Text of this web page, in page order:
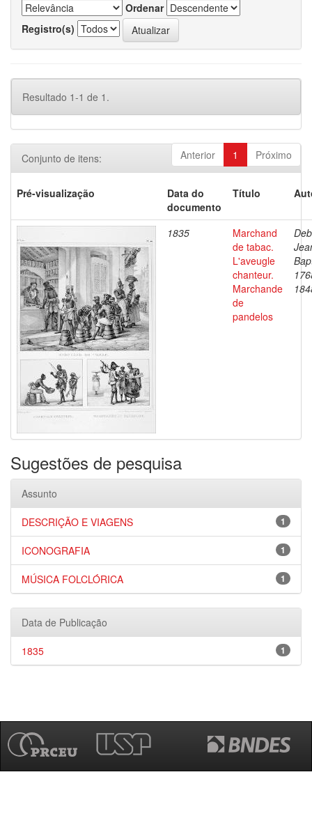
Ordenar
Registro(s)
Resultado 1-1 de 1.
Anterior 1 Próximo
Conjunto de itens:
Pré-visualização
Data do
documento
Título
1835
Marchand
de tabac.
L'aveugle
chanteur.
Marchande
de
pandelos
Sugestões de pesquisa
Assunto
1
DESCRIÇÃO E VIAGENS
1
ICONOGRAFIA
1
MÚSICA FOLCLÓRICA
Data de Publicação
1
1835